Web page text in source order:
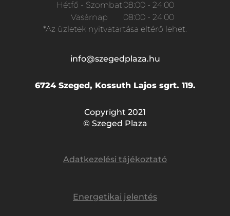
Hétfő - Szombat08:00 - 24:00
Vasárnap
08:00 - 24:00
*Az üzletek nyitvatartása eltérő lehet.
info@szegedplaza.hu
6724 Szeged, Kossuth Lajos sgrt. 119.
Copyright 2021
© Szeged Plaza
Adatkezelési tájékoztató
Energetikai jelentés